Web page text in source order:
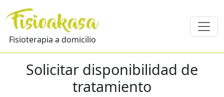
Fisioterapia a domicilio
Solicitar disponibilidad de
tratamiento